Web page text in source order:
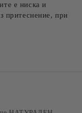
е ниска и
притеснение, при